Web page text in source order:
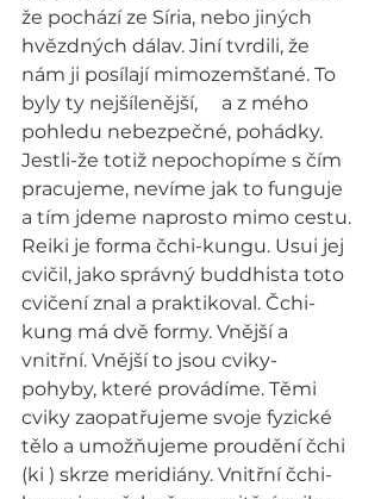
že pochází ze Síria, nebo jiných
hvězdných dálav. Jiní tvrdili, že
nám ji posílají mimozemšťané. To
byly ty nejšílenější,     a z mého
pohledu nebezpečné, pohádky.
Jestli-že totiž nepochopíme s čím
pracujeme, nevíme jak to funguje
a tím jdeme naprosto mimo cestu.
Reiki je forma čchi-kungu. Usui jej
cvičil, jako správný buddhista toto
cvičení znal a praktikoval. Čchi-
kung má dvě formy. Vnější a
vnitřní. Vnější to jsou cviky-
pohyby, které provádíme. Těmi
cviky zaopatřujeme svoje fyzické
tělo a umožňujeme proudění čchi
(ki ) skrze meridiány. Vnitřní čchi-